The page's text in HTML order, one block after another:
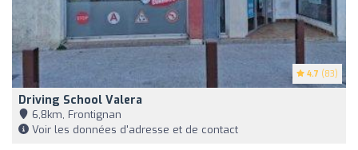
4.7 (83)
Driving School Valera
6,8km, Frontignan
Voir les données d'adresse et de contact